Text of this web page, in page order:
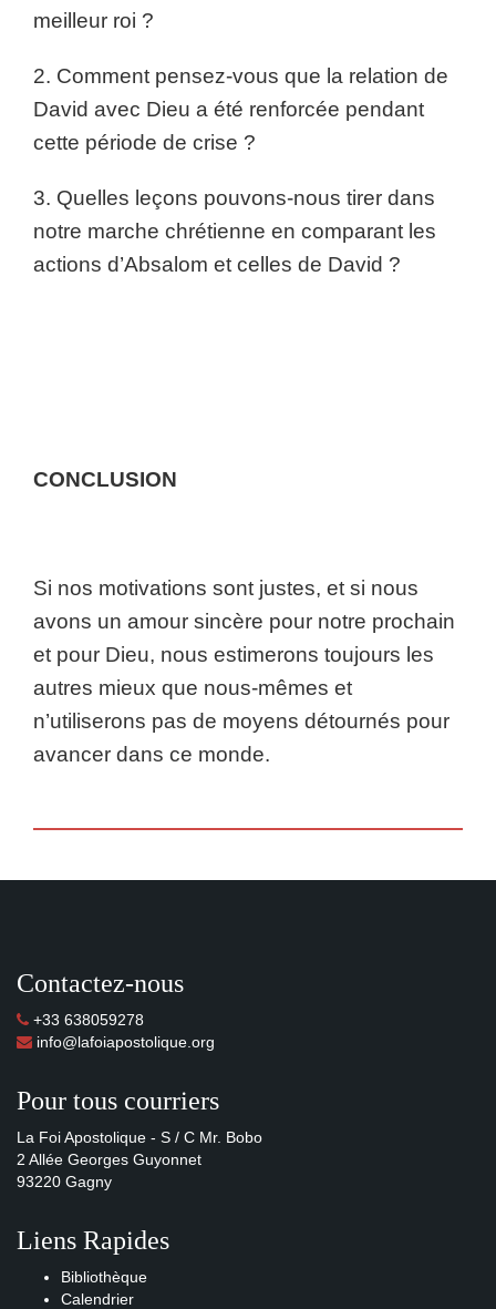
meilleur roi ?
2. Comment pensez-vous que la relation de
David avec Dieu a été renforcée pendant
cette période de crise ?
3. Quelles leçons pouvons-nous tirer dans
notre marche chrétienne en comparant les
actions d’Absalom et celles de David ?
CONCLUSION
Si nos motivations sont justes, et si nous
avons un amour sincère pour notre prochain
et pour Dieu, nous estimerons toujours les
autres mieux que nous-mêmes et
n’utiliserons pas de moyens détournés pour
avancer dans ce monde.
Contactez-nous
+33 638059278
info@lafoiapostolique.org
Pour tous courriers
La Foi Apostolique - S / C Mr. Bobo
2 Allée Georges Guyonnet
93220 Gagny
Liens Rapides
Bibliothèque
Calendrier